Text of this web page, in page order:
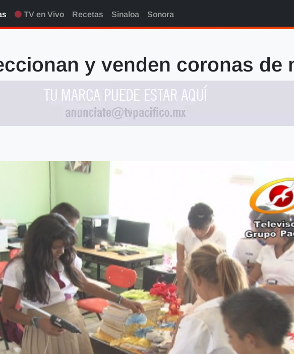
TV en Vivo Recetas Sinaloa Sonora
y venden coronas de